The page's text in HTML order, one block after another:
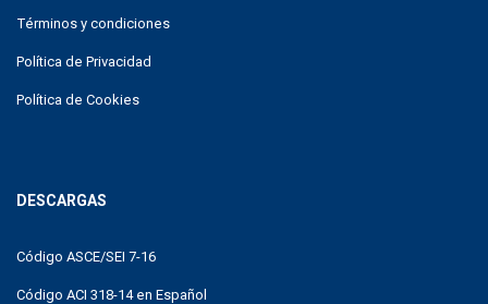
Términos y condiciones
Política de Privacidad
Política de Cookies
DESCARGAS
Código ASCE/SEI 7-16
Código ACI 318-14 en Español